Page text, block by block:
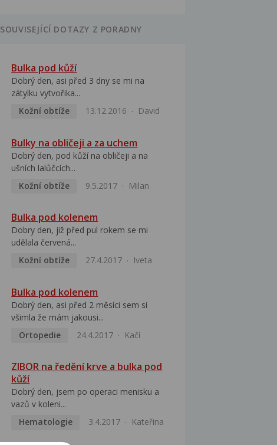
SOUVISEJÍCÍ DOTAZY Z PORADNY
Bulka pod kůží
Dobrý den, asi před 3 dny se mi na
zátylku vytvořika...
Kožní obtíže
13.12.2016 David
Bulky na obličeji a za uchem
Dobrý den, pod kůží na obličeji a na
ušních lalůčcích...
Kožní obtíže
9.5.2017 Milan
Bulka pod kolenem
Dobry den, již před pul rokem se mi
udělala červená...
Kožní obtíže
27.4.2017 Iveta
Bulka pod kolenem
Dobrý den, asi před 2 měsíci sem si
všimla že mám jakousi...
Ortopedie
24.4.2017 Kačí
ZIBOR na ředění krve a bulka pod
kůží
Dobrý den, jsem po operaci menisku a
vazů v koleni...
Hematologie
3.4.2017 Kateřina